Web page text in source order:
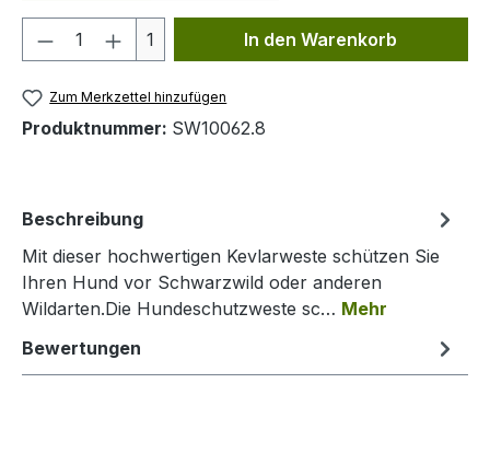
Produkt Anzahl: Gib den
1 In den Warenkorb
Zum Merkzettel hinzufügen
Produktnummer: SW10062.8
Beschreibung
Mit dieser hochwertigen Kevlarweste schützen Sie
Ihren Hund vor Schwarzwild oder anderen
Wildarten.Die Hundeschutzweste sc… Mehr
Bewertungen